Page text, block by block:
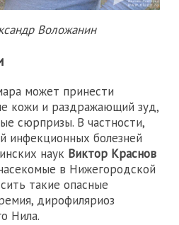
Воложанин
может принести
кожи и раздражающий зуд,
сюрпризы. В частности,
инфекционных болезней
наук Виктор Краснов
в Нижегородской
такие опасные
дирофиляриоз
Нила.